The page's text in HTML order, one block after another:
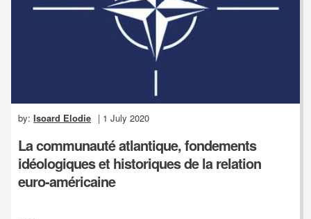
by:Isoard Elodie | 1 July 2020
La communauté atlantique, fondements
idéologiques et historiques de la relation
euro-américaine